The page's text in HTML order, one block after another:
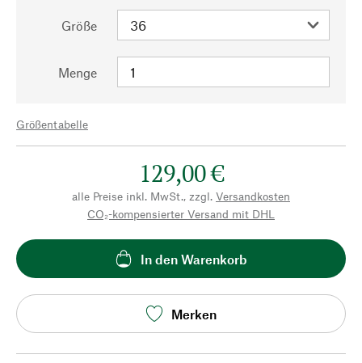
Größe
Menge
Größentabelle
129,00 €
alle Preise inkl. MwSt., zzgl. Versandkosten
CO₂-kompensierter Versand mit DHL
In den Warenkorb
Merken